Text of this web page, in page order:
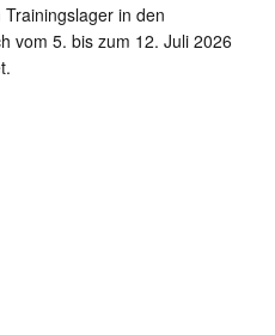
in den
vom 5. bis zum 12. Juli 2026